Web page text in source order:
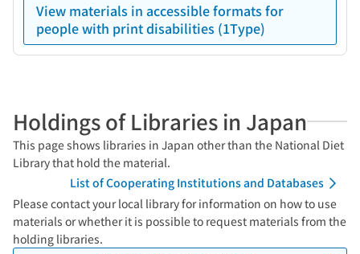
View materials in accessible formats for
people with print disabilities (1Type)
Holdings of Libraries in Japan
This page shows libraries in Japan other than the National Diet
Library that hold the material.
List of Cooperating Institutions and Databases
Please contact your local library for information on how to use
materials or whether it is possible to request materials from the
holding libraries.